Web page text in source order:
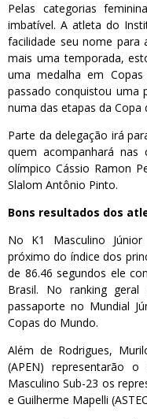
Pelas categorias
imbatível. A atleta do
facilidade seu nome para
mais uma temporada,
uma medalha em
passado conquistou uma
numa das etapas da Copa
Parte da delegação irá
quem acompanhará
olímpico Cássio Ramon
Slalom Antônio Pinto.
Bons resultados dos
No K1 Masculino Júnior
próximo do índice dos
de 86.46 segundos ele
Brasil. No ranking
passaporte no Mundial
Copas do Mundo.
Além de Rodrigues,
(APEN) representarão
Masculino Sub-23 os
e Guilherme Mapelli